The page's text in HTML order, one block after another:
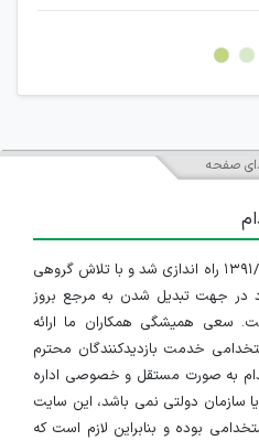
ملاقات حضوری چه به صورت دسته
صفحه
سایت ایران استخدام در تاریخ ۱۳۹۱/۱/۱۰ راه اندازی شد و با تلاش گروهی
در جهت تبدیل شدن به مرجع بروز
سعی همیشگی همکاران ما ارائه
خدمت بازدیدکنندگان محترم
به صورت مستقل و خصوصی اداره
سازمان دولتی نمی باشد، این سایت
بوده و بنابراین لازم است که